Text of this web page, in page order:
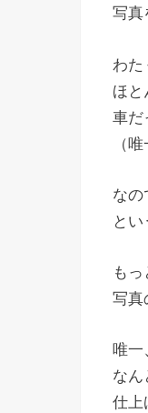
写真
わた
ほと
車だ
（
なの
と
も
写真
唯一
なん
仕上